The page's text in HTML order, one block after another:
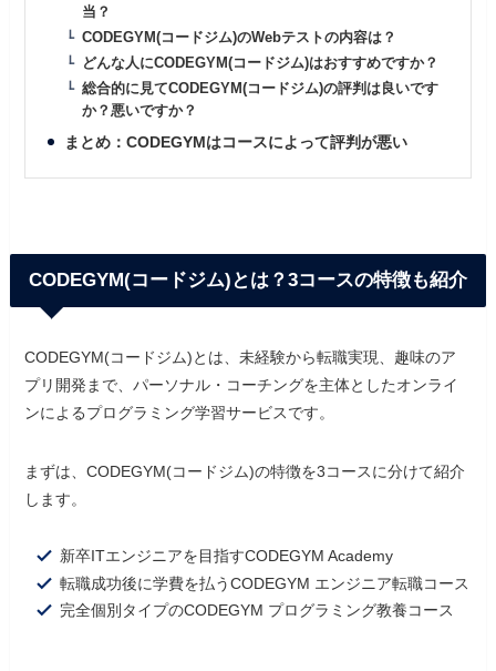
当？
CODEGYM(コードジム)のWebテストの内容は？
どんな人にCODEGYM(コードジム)はおすすめですか？
総合的に見てCODEGYM(コードジム)の評判は良いです
か？悪いですか？
まとめ：CODEGYMはコースによって評判が悪い
CODEGYM(コードジム)とは？3コースの特徴も紹介
CODEGYM(コードジム)とは、未経験から転職実現、趣味のア
プリ開発まで、パーソナル・コーチングを主体としたオンライ
ンによるプログラミング学習サービスです。
まずは、CODEGYM(コードジム)の特徴を3コースに分けて紹介
します。
新卒ITエンジニアを目指すCODEGYM Academy
転職成功後に学費を払うCODEGYM エンジニア転職コース
完全個別タイプのCODEGYM プログラミング教養コース